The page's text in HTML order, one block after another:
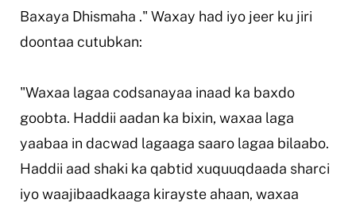
Baxaya Dhismaha ." Waxay had iyo jeer ku jiri
doontaa cutubkan:
"Waxaa lagaa codsanayaa inaad ka baxdo
goobta. Haddii aadan ka bixin, waxaa laga
yaabaa in dacwad lagaaga saaro lagaa bilaabo.
Haddii aad shaki ka qabtid xuquuqdaada sharci
iyo waajibaadkaaga kirayste ahaan, waxaa